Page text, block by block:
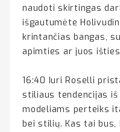
naudoti skirtingas
išgautumėte
krintančias bangas,
apimties ar juos
16:40 Iuri Roselli
stiliaus tendencijas
modeliams perteiks
bei stilių. Kas tai